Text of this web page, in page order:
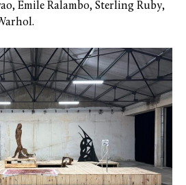
Emile Ralambo, Sterling Ruby,